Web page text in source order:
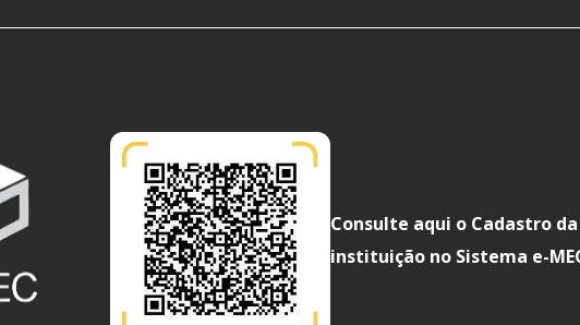
Consulte aqui o Cadastro da
instituição no Sistema e-